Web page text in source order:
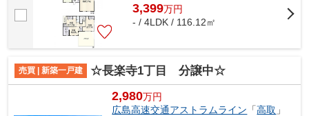
3,399万円
- / 4LDK / 116.12㎡
売買 | 新築一戸建 ☆長楽寺1丁目 分譲中☆
2,980万円
広島高速交通アストラムライン 「高取 」